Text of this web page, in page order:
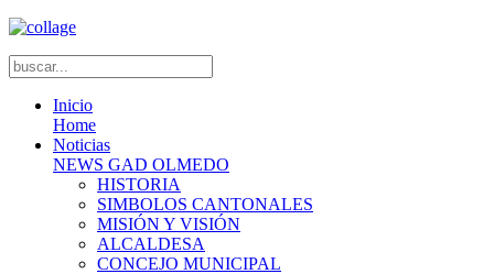
Inicio
Home
Noticias
NEWS GAD OLMEDO
HISTORIA
SIMBOLOS CANTONALES
MISIÓN Y VISIÓN
ALCALDESA
CONCEJO MUNICIPAL